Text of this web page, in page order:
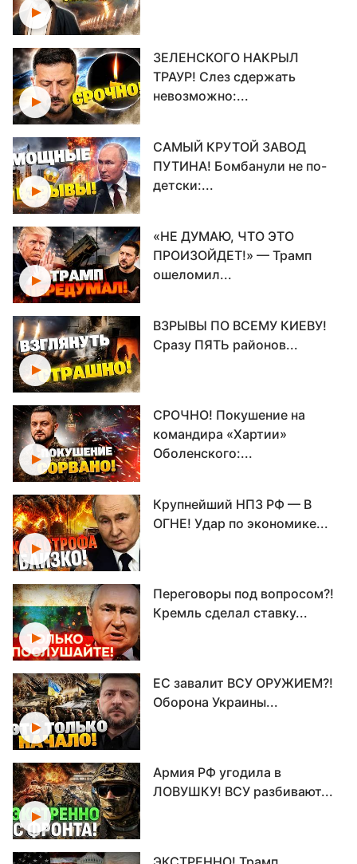
ЗЕЛЕНСКОГО НАКРЫЛ
ТРАУР! Слез сдержать
невозможно:...
САМЫЙ КРУТОЙ ЗАВОД
ПУТИНА! Бомбанули не по-
детски:...
«НЕ ДУМАЮ, ЧТО ЭТО
ПРОИЗОЙДЕТ!» — Трамп
ошеломил...
ВЗРЫВЫ ПО ВСЕМУ КИЕВУ!
Сразу ПЯТЬ районов...
СРОЧНО! Покушение на
командира «Хартии»
Оболенского:...
Крупнейший НПЗ РФ — В
ОГНЕ! Удар по экономике...
Переговоры под вопросом?!
Кремль сделал ставку...
ЕС завалит ВСУ ОРУЖИЕМ?!
Оборона Украины...
Армия РФ угодила в
ЛОВУШКУ! ВСУ разбивают...